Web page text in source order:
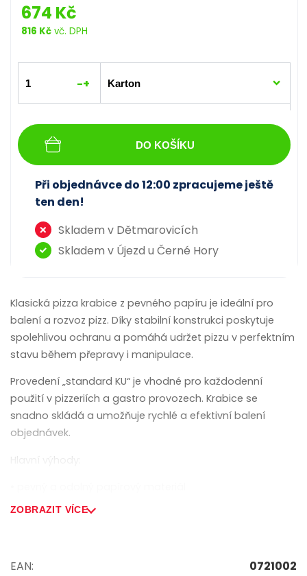
674 Kč
816 Kč vč. DPH
-+
DO KOŠÍKU
Při objednávce do 12:00 zpracujeme ještě
ten den!
Skladem v Dětmarovicích
Skladem v Újezd u Černé Hory
Klasická pizza krabice z pevného papíru je ideální pro
balení a rozvoz pizz. Díky stabilní konstrukci poskytuje
spolehlivou ochranu a pomáhá udržet pizzu v perfektním
stavu během přepravy i manipulace.
Provedení „standard KU“ je vhodné pro každodenní
použití v pizzeriích a gastro provozech. Krabice se
snadno skládá a umožňuje rychlé a efektivní balení
objednávek.
Hlavní výhody:
• ideální pro pizzy o průměru cca 28 cm
• vhodná pro každodenní gastro provoz
ZOBRAZIT VÍCE
EAN: 0721002